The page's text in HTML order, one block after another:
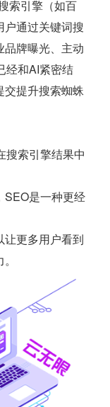
索引擎（如百
通过关键词搜
品牌曝光、主动
经和AI紧密结
交提升搜索蜘蛛
搜索引擎结果中
SEO是一种更经
让更多用户看到